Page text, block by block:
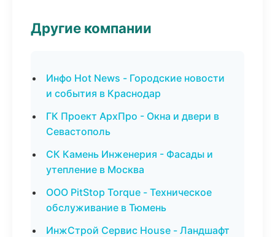
Другие компании
Инфо Hot News - Городские новости
и события в Краснодар
ГК Проект АрхПро - Окна и двери в
Севастополь
СК Камень Инженерия - Фасады и
утепление в Москва
ООО PitStop Torque - Техническое
обслуживание в Тюмень
ИнжСтрой Сервис House - Ландшафт